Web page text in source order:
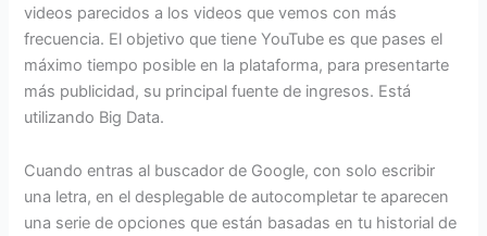
videos parecidos a los videos que vemos con más
frecuencia. El objetivo que tiene YouTube es que pases el
máximo tiempo posible en la plataforma, para presentarte
más publicidad, su principal fuente de ingresos. Está
utilizando Big Data.
Cuando entras al buscador de Google, con solo escribir
una letra, en el desplegable de autocompletar te aparecen
una serie de opciones que están basadas en tu historial de